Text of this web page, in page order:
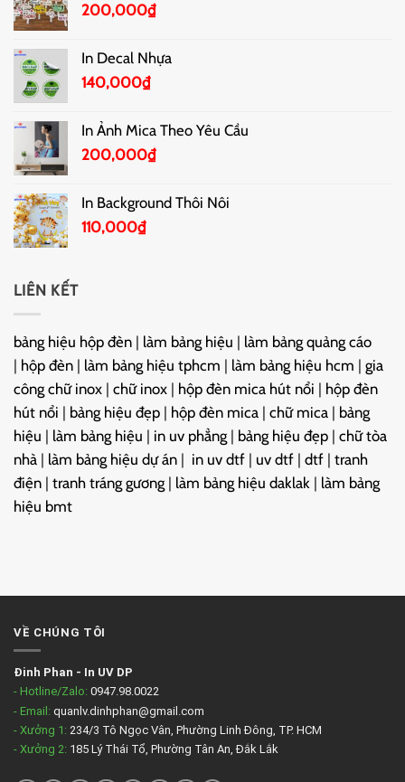
200,000₫
In Decal Nhựa
140,000₫
In Ảnh Mica Theo Yêu Cầu
200,000₫
In Background Thôi Nôi
110,000₫
LIÊN KẾT
bảng hiệu hộp đèn | làm bảng hiệu | làm bảng quảng cáo
| hộp đèn | làm bảng hiệu tphcm | làm bảng hiệu hcm | gia
công chữ inox | chữ inox | hộp đèn mica hút nổi | hộp đèn
hút nổi | bảng hiệu đẹp | hộp đèn mica | chữ mica | bảng
hiệu | làm bảng hiệu | in uv phẳng | bảng hiệu đẹp | chữ tòa
nhà | làm bảng hiệu dự án | in uv dtf | uv dtf | dtf | tranh
điện | tranh tráng gương | làm bảng hiệu daklak | làm bảng
hiệu bmt
VỀ CHÚNG TÔI
Đinh Phan - In UV DP
- Hotline/Zalo: 0947.98.0022
- Email: quanlv.dinhphan@gmail.com
- Xưởng 1: 234/3 Tô Ngọc Vân, Phường Linh Đông, TP. HCM
- Xưởng 2: 185 Lý Thái Tổ, Phường Tân An, Đắk Lắk